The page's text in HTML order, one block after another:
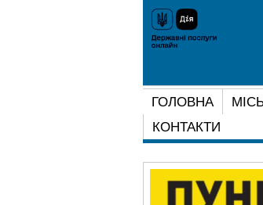
ГОЛОВНА
КОНТАКТИ